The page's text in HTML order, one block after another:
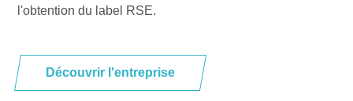
l'obtention du label RSE.
Découvrir l'entreprise